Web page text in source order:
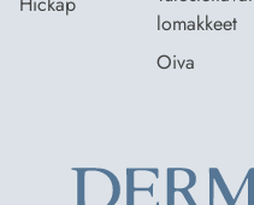
lomakkeet
Oiva